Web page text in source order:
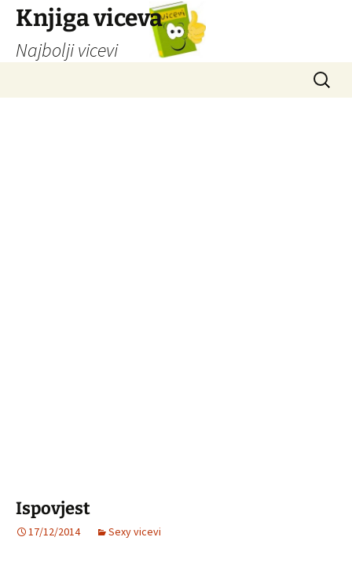
Knjiga viceva
Najbolji vicevi
Ispovjest
17/12/2014 Sexy vicevi